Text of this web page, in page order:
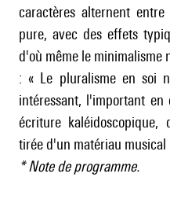
caractères alternent
pure, avec des effets
d'où même le minimalisme
: « Le pluralisme en soi
intéressant, l'important
écriture
tirée d'un matériau
* Note de programme.